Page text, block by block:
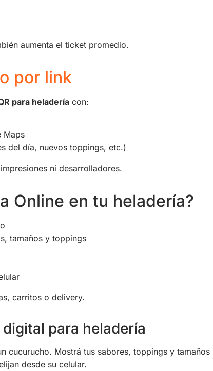
aumenta el ticket promedio.
por link
para heladería con:
Maps
del día, nuevos toppings, etc.)
ni desarrolladores.
Online en tu heladería?
tamaños y toppings
carritos o delivery.
para heladería
cucurucho. Mostrá tus sabores, toppings y tamaños
desde su celular.